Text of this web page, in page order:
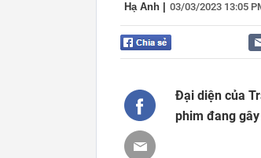
Hạ Anh 03/03/2023 13:05
Đại diện của
phim đang